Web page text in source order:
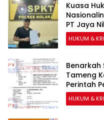
Kuasa
PT Jaya
HUKUM &
Tameng
Perintah
Terhadap
Hari
HUKUM &